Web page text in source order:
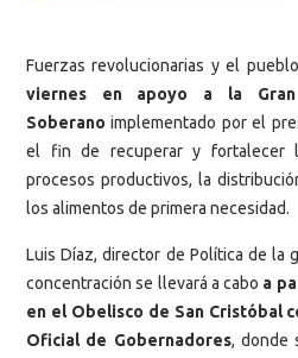
Fuerzas revolucionarias y el
viernes en apoyo a la Gran
Soberano implementado por el
el fin de recuperar y fortalecer
procesos productivos, la
los alimentos de primera necesidad.
Luis Díaz, director de Política de la
concentración se llevará a cabo a
en el Obelisco de San Cristóbal
Oficial de Gobernadores, donde